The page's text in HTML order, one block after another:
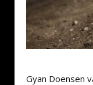
Gyan Doensen